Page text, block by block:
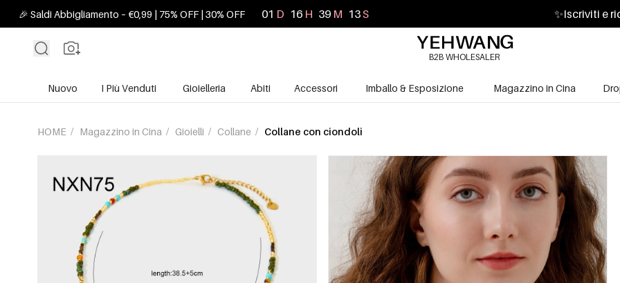
🎉 Saldi Abbigliamento – €0,99 | 75% OFF | 30% OFF 01 D 16 H 39 M 11S ✨Iscriviti e
B2B WHOLESALER
Nuovo I Più Venduti Gioielleria Abiti Accessori Imballo & Esposizione Magazzino in Cina
HOME / Magazzino in Cina / Gioielli / Collane / Collane con ciondoli